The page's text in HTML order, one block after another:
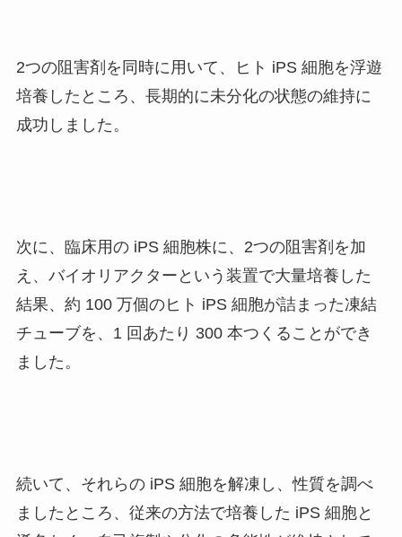
2つの阻害剤を同時に用いて、ヒト iPS 細胞を浮遊
培養したところ、長期的に未分化の状態の維持に
成功しました。
次に、臨床用の iPS 細胞株に、2つの阻害剤を加
え、バイオリアクターという装置で大量培養した
結果、約 100 万個のヒト iPS 細胞が詰まった凍結
チューブを、1 回あたり 300 本つくることができ
ました。
続いて、それらの iPS 細胞を解凍し、性質を調べ
ましたところ、従来の方法で培養した iPS 細胞と